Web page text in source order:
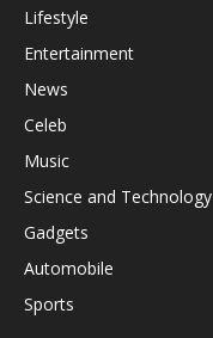
Lifestyle
Entertainment
News
Celeb
Music
Science and Technology
Gadgets
Automobile
Sports